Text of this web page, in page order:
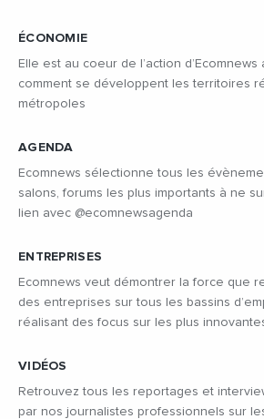
ÉCONOMIE
Elle est au coeur de l’action
comment se développent les territoires
métropoles
AGENDA
Ecomnews sélectionne tous les
salons, forums les plus importants à ne
lien avec @ecomnewsagenda
ENTREPRISES
Ecomnews veut démontrer la force que
des entreprises sur tous les bassins
réalisant des focus sur les plus
VIDÉOS
Retrouvez tous les reportages et
par nos journalistes professionnels sur